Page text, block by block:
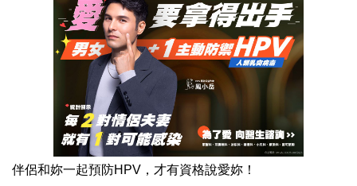
伴侶和妳一起預防HPV，才有資格說愛妳！